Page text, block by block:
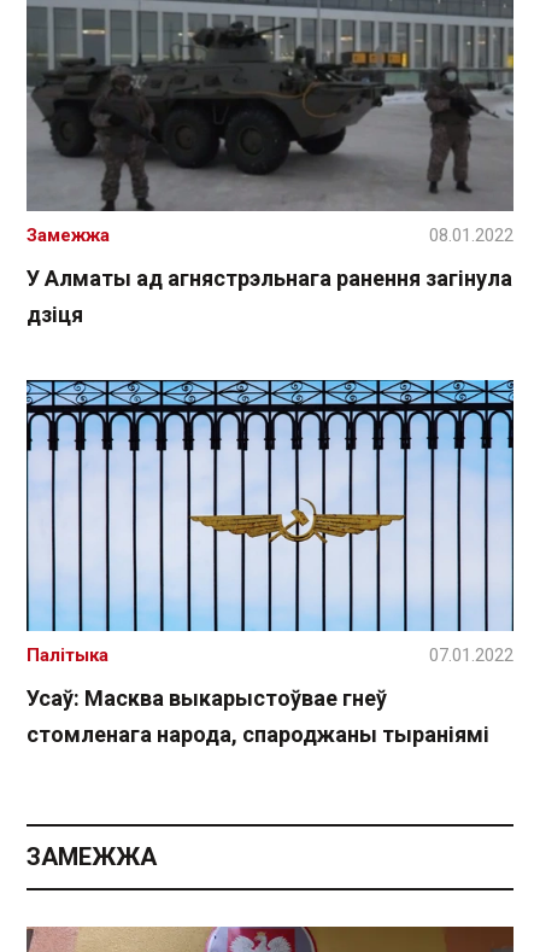
У Алматы ад агнястрэльнага ранення загінула
дзіця
Замежжа 08.01.2022
Усаў: Масква выкарыстоўвае гнеў
стомленага народа, спароджаны тыраніямі
Палітыка 07.01.2022
ЗАМЕЖЖА